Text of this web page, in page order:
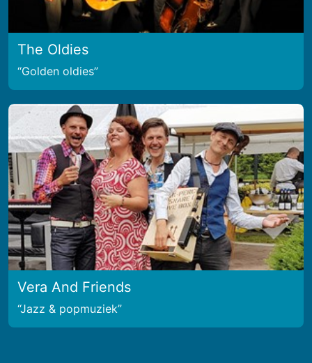
The Oldies
Golden oldies
Vera And Friends
Jazz & popmuziek